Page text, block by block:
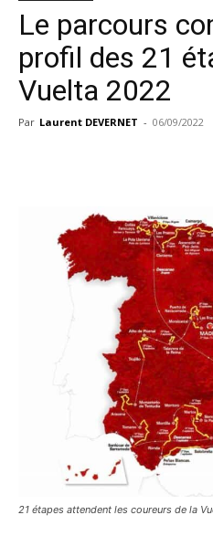
Le parcours
profil des 21
Vuelta 2022
Par Laurent DEVERNET - 06/09/2022
21 étapes attendent les coureurs de la